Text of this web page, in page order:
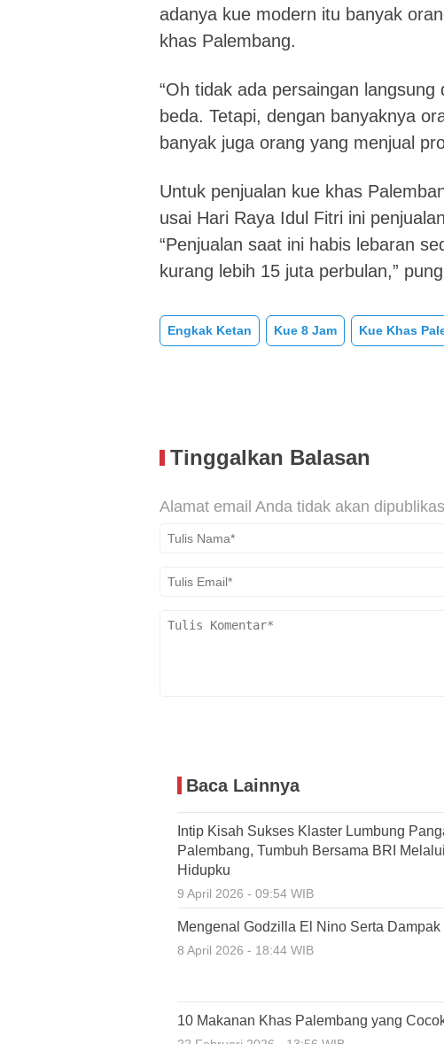
adanya kue modern itu banyak
khas Palembang.
“Oh tidak ada persaingan
beda. Tetapi, dengan banyaknya
banyak juga orang yang menjual
Untuk penjualan kue khas
usai Hari Raya Idul Fitri ini
“Penjualan saat ini habis lebaran
kurang lebih 15 juta perbulan,”
Engkak Ketan Kue 8 Jam Kue Khas
Tinggalkan Balasan
Alamat email Anda tidak akan
Baca Lainnya
Intip Kisah Sukses Klaster Lumbung
Palembang, Tumbuh Bersama BRI
Hidupku
9 April 2026 - 09:54 WIB
Mengenal Godzilla El Nino Serta
8 April 2026 - 18:44 WIB
10 Makanan Khas Palembang yang